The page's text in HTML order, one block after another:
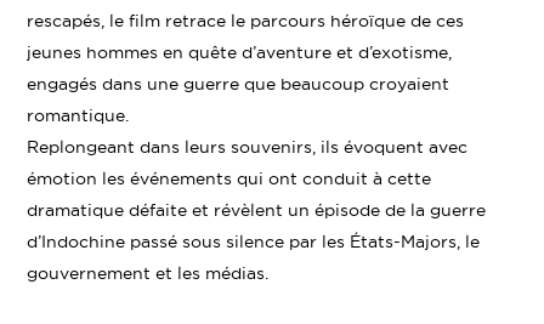
rescapés, le film retrace le parcours héroïque de ces
jeunes hommes en quête d’aventure et d’exotisme,
engagés dans une guerre que beaucoup croyaient
romantique.
Replongeant dans leurs souvenirs, ils évoquent avec
émotion les événements qui ont conduit à cette
dramatique défaite et révèlent un épisode de la guerre
d’Indochine passé sous silence par les États-Majors, le
gouvernement et les médias.